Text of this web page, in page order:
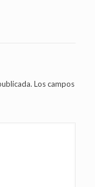
Los campos